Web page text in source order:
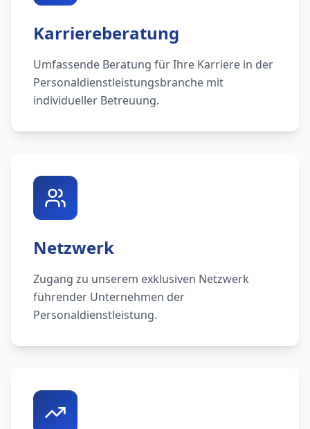
Karriereberatung
Umfassende Beratung für Ihre Karriere in der
Personaldienstleistungsbranche mit
individueller Betreuung.
Netzwerk
Zugang zu unserem exklusiven Netzwerk
führender Unternehmen der
Personaldienstleistung.